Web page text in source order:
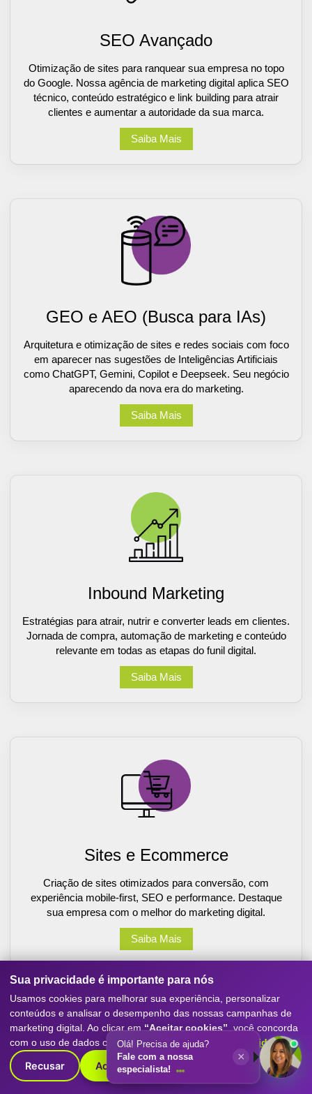
SEO Avançado
Otimização de sites para ranquear sua empresa no topo
do Google. Nossa agência de marketing digital aplica SEO
técnico, conteúdo estratégico e link building para atrair
clientes e aumentar a autoridade da sua marca.
Saiba Mais
GEO e AEO (Busca para IAs)
Arquitetura e otimização de sites e redes sociais com foco
em aparecer nas sugestões de Inteligências Artificiais
como ChatGPT, Gemini, Copilot e Deepseek. Seu negócio
aparecendo da nova era do marketing.
Saiba Mais
Inbound Marketing
Estratégias para atrair, nutrir e converter leads em clientes.
Jornada de compra, automação de marketing e conteúdo
relevante em todas as etapas do funil digital.
Saiba Mais
Sites e Ecommerce
Criação de sites otimizados para conversão, com
experiência mobile-first, SEO e performance. Destaque
sua empresa com o melhor do marketing digital.
Saiba Mais
Sua privacidade é importante para nós
Usamos cookies para melhorar sua experiência, personalizar
conteúdos e analisar o desempenho das nossas campanhas de
marketing digital. Ao clicar em “Aceitar cookies” , você concorda
com o uso de dados conforme nossaPolítica de Privacidade.
Recusar Aceitar cookies
Olá! Precisa de ajuda?
Fale com a nossa
especialista!
×